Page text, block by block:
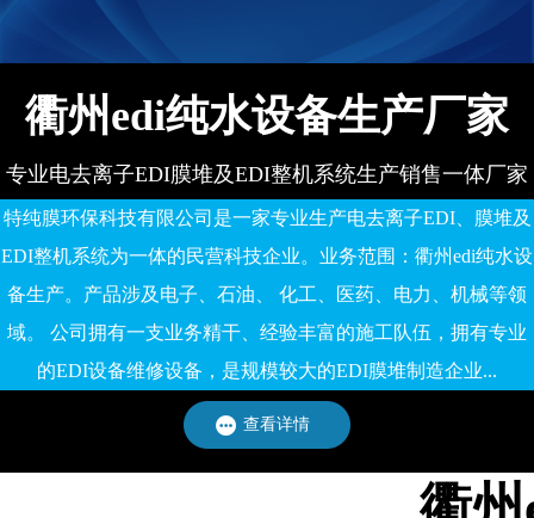
衢州edi纯水设备生产厂家
专业电去离子EDI膜堆及EDI整机系统生产销售一体厂家
特纯膜环保科技有限公司是一家专业生产电去离子EDI、膜堆及
EDI整机系统为一体的民营科技企业。业务范围：衢州edi纯水设
备生产。产品涉及电子、石油、 化工、医药、电力、机械等领
域。 公司拥有一支业务精干、经验丰富的施工队伍，拥有专业
的EDI设备维修设备，是规模较大的EDI膜堆制造企业...
查看详情